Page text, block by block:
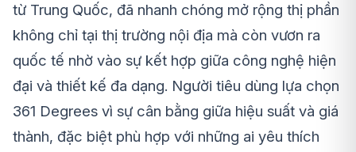
từ Trung Quốc, đã nhanh chóng mở rộng thị phần
không chỉ tại thị trường nội địa mà còn vươn ra
quốc tế nhờ vào sự kết hợp giữa công nghệ hiện
đại và thiết kế đa dạng. Người tiêu dùng lựa chọn
361 Degrees vì sự cân bằng giữa hiệu suất và giá
thành, đặc biệt phù hợp với những ai yêu thích